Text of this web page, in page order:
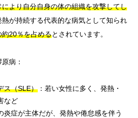
より自分自身の体の組織を攻撃してし
が持続する代表的な病気として知られ
20％を占めるとされています。
病：
ス（SLE） ：若い女性に多く、発熱・
など
炎症が主体だが、発熱や倦怠感を伴う